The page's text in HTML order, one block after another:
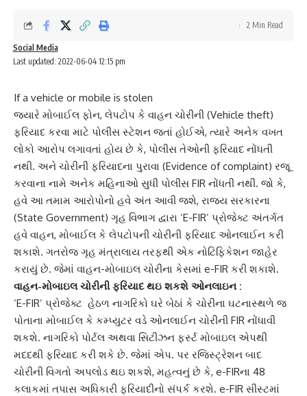
Last updated: 2022-06-04 12:15 pm
Social Media
2 Min Read
If a vehicle or mobile is stolen
જ્યારે મોબાઈલ ફોન, લેપટોપ કે વાહન ચોરીની (Vehicle theft)
ફરિયાદ કરવા માટે પોલીસ સ્ટેશન જતાં હોઈએ, ત્યારે અનેક વખત
લોકો આરોપ લગાવતાં હોય છે કે, પોલીસ તેઓની ફરિયાદ નોંધતી
નથી. અને ચોરીની ફરિયાદના પુરાવા (Evidence of complaint) રજૂ
કરવાના નામે અનેક મહિનાઓ સુધી પોલીસ FIR નોંધતી નથી. જો કે,
હવે આ તમામ આરોપોનો હવે અંત આવી જશે, રાજ્ય સરકારના
(State Government) ગૃહ વિભાગ દ્વારા ‘E-FIR’ પ્રોજેક્ટ અંતર્ગત
હવે વાહન, મોબાઈલ કે લેપટોપની ચોરીની ફરિયાદ ઓનલાઈન કરી
શકાશે. ગતરોજ ગૃહ મંત્રાલાય તરફથી એક નોટિફિકેશન જાહેર
કરાયું છે. જેમાં વાહન-મોબાઇલ ચોરીના કેસમાં e-FIR કરી શકાશે.
વાહન-મોબાઇલ ચોરીની ફરિયાદ થઇ શકશે ઓનલાઇન :
‘E-FIR’ પ્રોજેક્ટ હેઠળ નાગરિકો ઘરે બેઠાં કે ચોરીના ઘટનાસ્થળે જ
પોતાના મોબાઈલ કે કમ્પ્યુટર વડે ઓનલાઈન ચોરીની FIR નોંધાવી
શકશે. નાગરિકો પોર્ટલ અથવા સિટીઝન ફર્સ્ટ મોબાઇલ એપથી
મદદથી ફરિયાદ કરી શકે છે. જેમાં એપ. પર રજિસ્ટ્રેશન બાદ
ચોરીની વિગતો અપલોડ થઇ શકશે, મહત્વનું છે કે, e-FIRના 48
કલાકમાં તપાસ અધિકારી ફરિયાદીનો સંપર્ક કરશે. e-FIR સીસ્ટમાં